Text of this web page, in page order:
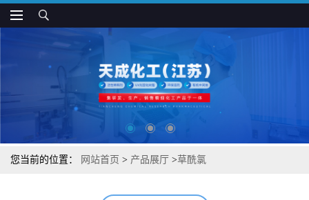
您当前的位置： 网站首页 > 产品展厅 >草酰氯